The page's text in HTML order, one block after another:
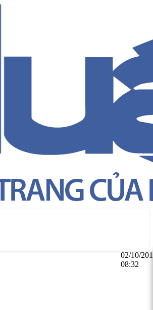
02/10/
08:32